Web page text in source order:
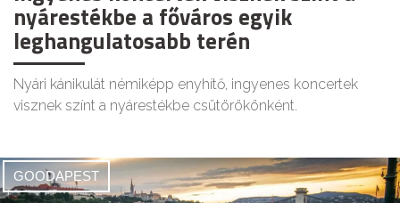
nyárestékbe a főváros egyik
leghangulatosabb terén
Nyári kánikulát némiképp enyhítő, ingyenes koncertek
visznek színt a nyárestékbe csütörökönként.
GOODAPEST